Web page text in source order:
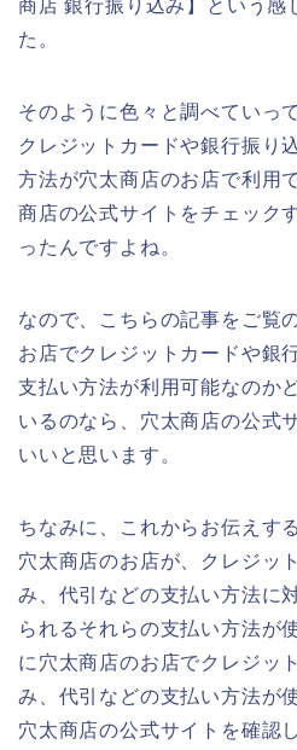
商店 銀行振り込み】という感
た。
そのように色々と調べていっ
クレジットカードや銀行振り
方法が穴太商店のお店で利用
商店の公式サイトをチェック
ったんですよね。
なので、こちらの記事をご覧
お店でクレジットカードや銀
支払い方法が利用可能なのか
いるのなら、穴太商店の公式
いいと思います。
ちなみに、これからお伝えす
穴太商店のお店が、クレジッ
み、代引などの支払い方法に
られるそれらの支払い方法が
に穴太商店のお店でクレジッ
み、代引などの支払い方法が
穴太商店の公式サイトを確認